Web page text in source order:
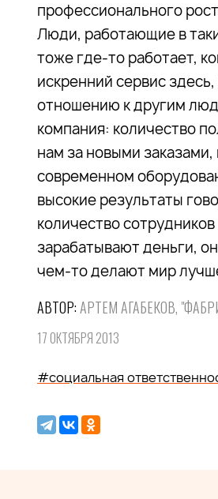
профессионального
Люди, работающие в
тоже где-то работает,
искренний сервис
отношению к другим
компания: количество
нам за новыми
современном
высокие результаты
количество
зарабатывают деньги,
чем-то делают мир
АВТОР:АРТЕМ АГАБЕКОВ,
17 ОКТЯБРЯ 2013
#социальная